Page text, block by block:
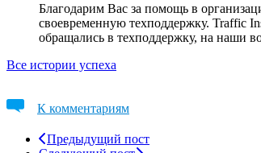
Благодарим Вас за помощь в
своевременную техподдержку. Traffic
обращались в техподдержку, на наши
Все истории успеха
К комментариям
Предыдущий пост